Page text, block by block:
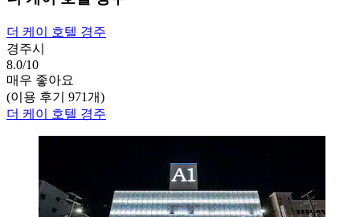
더 케이 호텔 경주
경주시
8.0/10
매우 좋아요
(이용 후기 971개)
더 케이 호텔 경주